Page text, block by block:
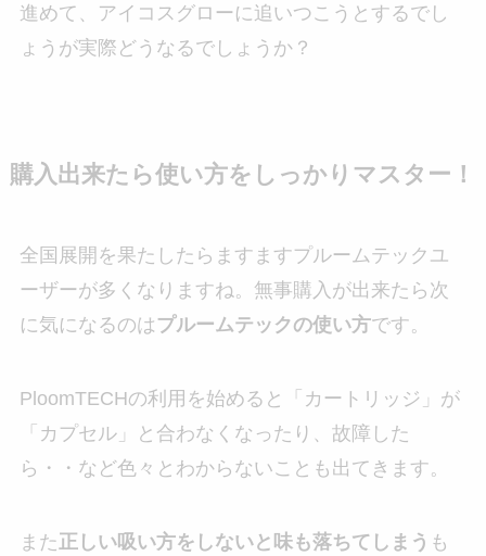
進めて、アイコスグローに追いつこうとするでし
ょうが実際どうなるでしょうか？
購入出来たら使い方をしっかりマスター！
全国展開を果たしたらますますプルームテックユ
ーザーが多くなりますね。無事購入が出来たら次
に気になるのはプルームテックの使い方です。
PloomTECHの利用を始めると「カートリッジ」が
「カプセル」と合わなくなったり、故障した
ら・・など色々とわからないことも出てきます。
また正しい吸い方をしないと味も落ちてしまう も